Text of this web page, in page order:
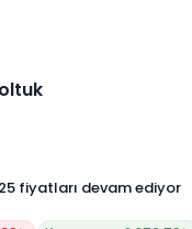
fiyatları devam ediyor